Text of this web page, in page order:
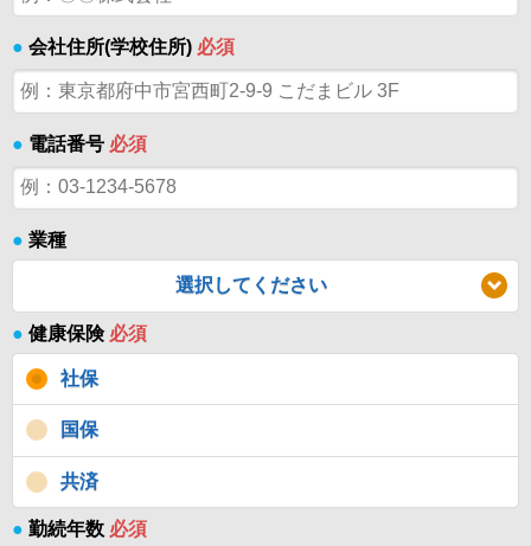
● 会社住所(学校住所) 必須
● 電話番号 必須
● 業種
選択してください
● 健康保険 必須
社保
国保
共済
● 勤続年数 必須